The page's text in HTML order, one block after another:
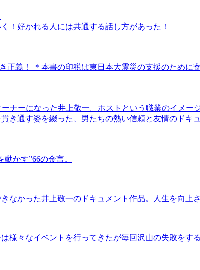
！好かれる人には共通する話し方があった！
義！ ＊本書の印税は東日本大震災の支援のために
ナーになった井上敬一。ホストという職業のイメ
き通す姿を綴った、男たちの熱い信頼と友情のドキ
かす”66の金言。
なかった井上敬一のドキュメント作品。人生を向上
様々なイベントを行ってきたが毎回沢山の失敗を